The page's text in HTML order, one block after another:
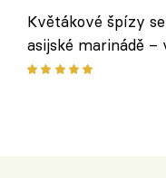
Květákové špízy
asijské marinádě –
chuťovka z grilu